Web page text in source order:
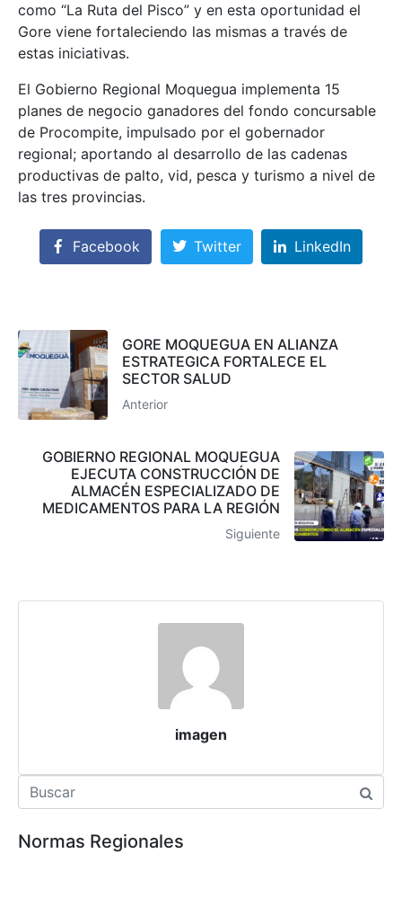
como “La Ruta del Pisco” y en esta oportunidad el
Gore viene fortaleciendo las mismas a través de
estas iniciativas.
El Gobierno Regional Moquegua implementa 15
planes de negocio ganadores del fondo concursable
de Procompite, impulsado por el gobernador
regional; aportando al desarrollo de las cadenas
productivas de palto, vid, pesca y turismo a nivel de
las tres provincias.
Facebook Twitter LinkedIn
GORE MOQUEGUA EN ALIANZA
ESTRATEGICA FORTALECE EL
SECTOR SALUD
Anterior
GOBIERNO REGIONAL MOQUEGUA
EJECUTA CONSTRUCCIÓN DE
ALMACÉN ESPECIALIZADO DE
MEDICAMENTOS PARA LA REGIÓN
Siguiente
imagen
Normas Regionales